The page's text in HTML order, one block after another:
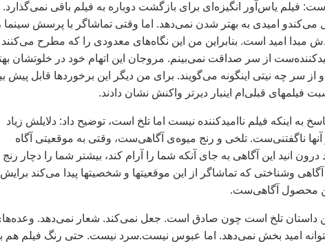
فيلم ياس‌آور انگيزه‌ای برای بازگشت دوباره به فيلم باقی نمی‌گذارد.
اميدی به بهتر شدن نمی‌دهد. اما وقتی تماشاگر با پرسش سينما
مبدا اميد است. بنابراين من اين نگاه‌های معدودی را که مطرح می‌کنند
از سر صداقت نمی‌بينم. مروجان اين اتهام خود در خلوتشان
از سر چه نيتی اينگونه می‌گويند. برای من ديگر اين برخوردها قابل پيش
فيلمهای قبلی‌ام اينبار ديرتر واکنش نشان دادند.
به اينکه فيلم نااميدکننده نيست اما تلخ است، توضيح داد: دلايلش زياد
ناگفتنی‌ست. تلخی و رنج ميوه‌ی آگاهی‌ست، وقتی به موقعيتی آگاه
انيد اين آگاهی به جای آنکه شما را آرام کند، بيشتر شما را دچار رنج
آگاهی وشناختی که تماشاگر از اين موقعيتها و شخصيتها پيدا می‌کند برايش
محصول آگاهی‌ست.
داستان تلخ است چون صادق است. جعل نمی‌کند. شعار نمی‌دهد.
اميد بخش نمی‌دهد. اما عبوس نيست.سرد نيست. حتی رنگ فيلم هم